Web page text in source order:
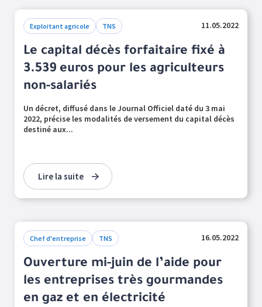
Exploitant agricole TNS 11.05.2022
Le capital décès forfaitaire fixé à
3.539 euros pour les agriculteurs
non-salariés
Un décret, diffusé dans le Journal Officiel daté du 3 mai
2022, précise les modalités de versement du capital décès
destiné aux...
Lire la suite
Chef d'entreprise TNS 16.05.2022
Ouverture mi-juin de l’aide pour
les entreprises très gourmandes
en gaz et en électricité